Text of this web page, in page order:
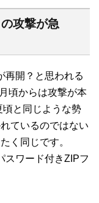
攻撃が急
再開？と思われる
頃からは攻撃が本
と同じような勢
ているのではない
く同じです。
スワード付きZIPフ